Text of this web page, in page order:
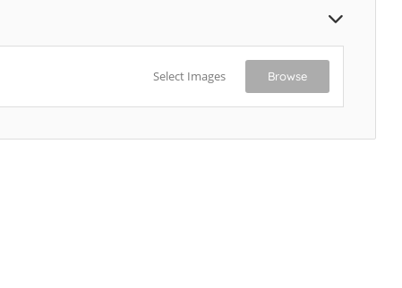
Select Images Browse